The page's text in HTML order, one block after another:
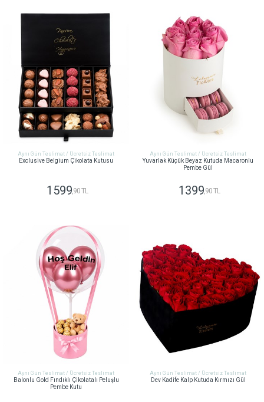
Aynı Gün Teslimat / Ücretsiz Teslimat
Exclusive Belgium Çikolata Kutusu
1599,90 TL
Aynı Gün Teslimat / Ücretsiz Teslimat
Yuvarlak Küçük Beyaz Kutuda Macaronlu
Pembe Gül
1399,90 TL
Aynı Gün Teslimat / Ücretsiz Teslimat
Balonlu Gold Fındıklı Çikolatalı Peluşlu
Pembe Kutu
Aynı Gün Teslimat / Ücretsiz Teslimat
Dev Kadife Kalp Kutuda Kırmızı Gül